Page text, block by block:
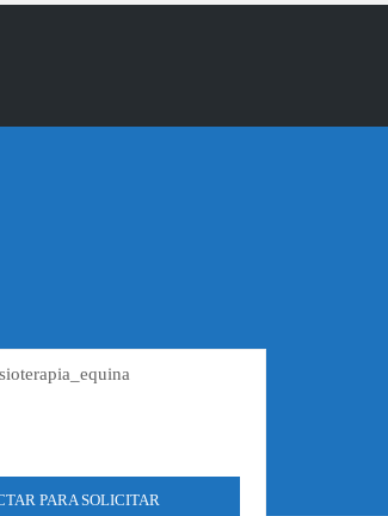
PARA SOLICITAR